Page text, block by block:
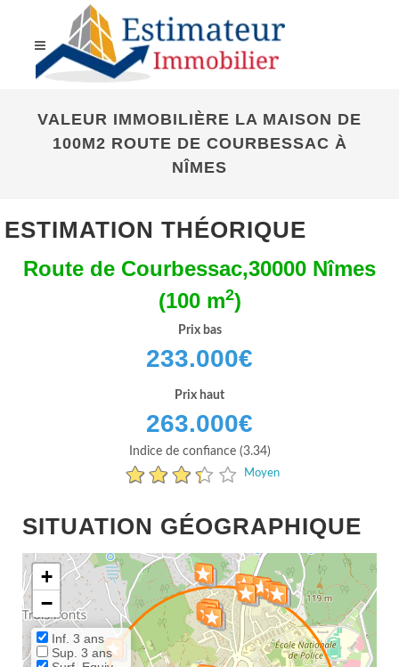
VALEUR IMMOBILIÈRE LA MAISON DE
100M2 ROUTE DE COURBESSAC À
NÎMES
ESTIMATION THÉORIQUE
Route de Courbessac,30000 Nîmes
(100 m2)
Prix bas
233.000€
Prix haut
263.000€
Indice de confiance (3.34)
Moyen
SITUATION GÉOGRAPHIQUE
+
−
Inf. 3 ans
Sup. 3 ans